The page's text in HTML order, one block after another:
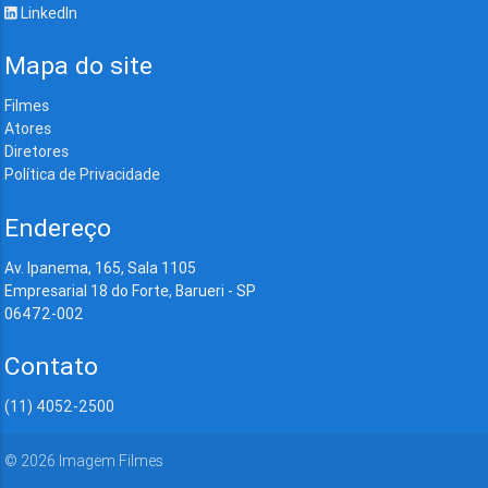
LinkedIn
Mapa do site
Filmes
Atores
Diretores
Política de Privacidade
Endereço
Av. Ipanema, 165, Sala 1105
Empresarial 18 do Forte, Barueri - SP
06472-002
Contato
(11) 4052-2500
© 2026 Imagem Filmes